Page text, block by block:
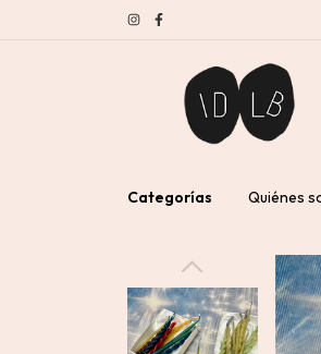
Categorías Quiénes